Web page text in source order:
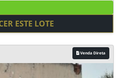
ESTE LOTE
Venda Direta